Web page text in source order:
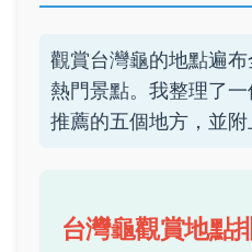
觀賞台灣龜的地點遍
熱門景點。我整理了
推薦的五個地方，並附
台灣龜觀賞地點